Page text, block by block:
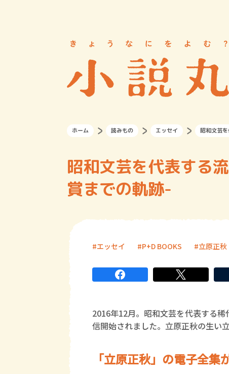
ホーム 読みもの エッセイ 昭和文芸
昭和文芸を代表する
賞までの軌跡-
エッセイ P+D BOOKS 立原正秋
2016年12月。昭和文芸を代表する
信開始されました。立原正秋の生い
「立原正秋」の電子全集